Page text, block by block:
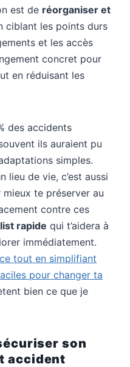
est de réorganiser et
ciblant les points durs
et les accès
concret pour
en réduisant les
des accidents
ils auraient pu
simples.
lieu de vie, c’est aussi
te préserver au
contre ces
rapide qui t’aidera à
immédiatement.
tout en simplifiant
pour changer ta
bien ce que je
son
accident